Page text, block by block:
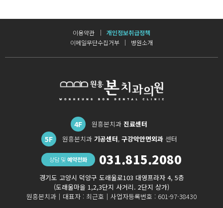
이용약관
개인정보취급정책
이메일무단수집거부
병원소개
4F 원흥본치과 진료센터
5F 원흥본치과 기공센터, 구강악안면외과센터
상담 및 예약전화 031.815.2080
경기도 고양시 덕양구 도래울로103 대영프라자 4, 5층
(도래울마을 1,2,3단지 사거리. 2단지 상가)
원흥본치과｜ 대표자 : 최근호｜ 사업자등록번호 : 601-97-38430